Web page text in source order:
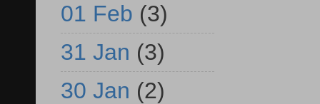
01 Feb (3)
31 Jan (3)
30 Jan (2)